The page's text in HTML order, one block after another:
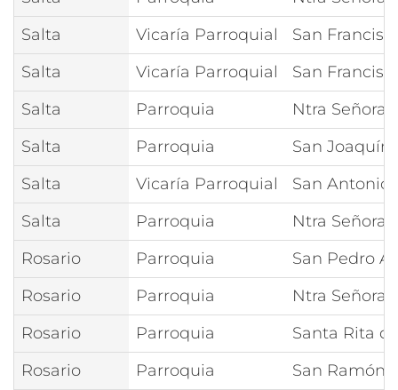
Salta
Vicaría Parroquial
San
Salta
Vicaría Parroquial
San
Salta
Parroquia
Ntra Señora
Salta
Parroquia
San Joaquín
Salta
Vicaría Parroquial
San Antonio
Salta
Parroquia
Ntra Señora
Rosario
Parroquia
San Pedro
Rosario
Parroquia
Ntra Señora
Rosario
Parroquia
Santa Rita
Rosario
Parroquia
San Ramón